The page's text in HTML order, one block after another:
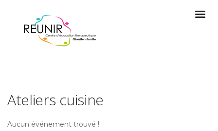
Ateliers cuisine
Aucun événement trouvé !